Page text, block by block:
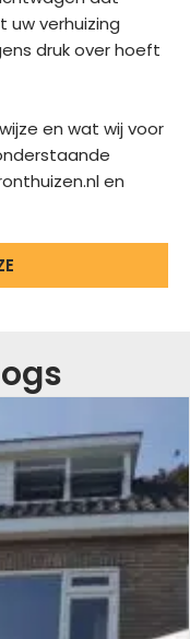
uw verhuizing
druk over hoeft
en wat wij voor
en